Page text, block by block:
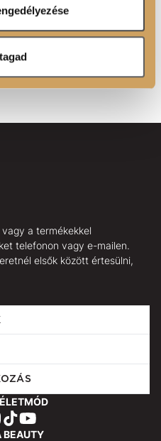
gyűjtöttek.
az EU-ban letelepedett felelős
Paris, France
a termékekkel
telefonon vagy e-mailen.
elsők között értesülni,
BEAUTY